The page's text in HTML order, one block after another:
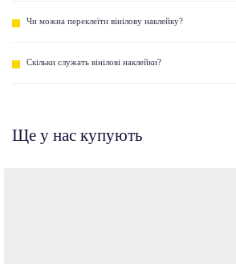
Чи можна переклеїти вінілову наклейку?
Скільки служать вінілові наклейки?
Ще у нас купують